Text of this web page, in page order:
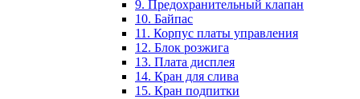
9. Предохранительный клапан
10. Байпас
11. Корпус платы управления
12. Блок розжига
13. Плата дисплея
14. Кран для слива
15. Кран подпитки